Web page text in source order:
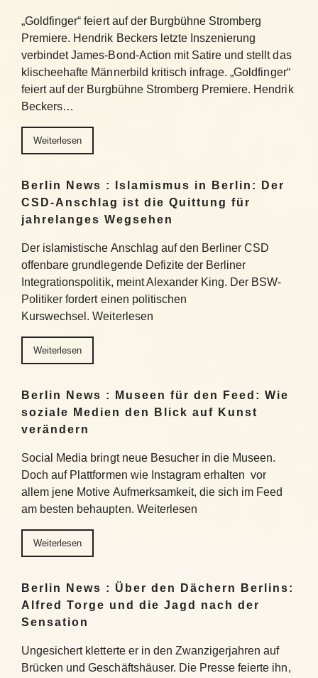
„Goldfinger“ feiert auf der Burgbühne Stromberg
Premiere. Hendrik Beckers letzte Inszenierung
verbindet James-Bond-Action mit Satire und stellt das
klischeehafte Männerbild kritisch infrage. „Goldfinger“
feiert auf der Burgbühne Stromberg Premiere. Hendrik
Beckers…
Weiterlesen
Berlin News : Islamismus in Berlin: Der
CSD-Anschlag ist die Quittung für
jahrelanges Wegsehen
Der islamistische Anschlag auf den Berliner CSD
offenbare grundlegende Defizite der Berliner
Integrationspolitik, meint Alexander King. Der BSW-
Politiker fordert einen politischen
Kurswechsel. Weiterlesen
Weiterlesen
Berlin News : Museen für den Feed: Wie
soziale Medien den Blick auf Kunst
verändern
Social Media bringt neue Besucher in die Museen.
Doch auf Plattformen wie Instagram erhalten vor
allem jene Motive Aufmerksamkeit, die sich im Feed
am besten behaupten. Weiterlesen
Weiterlesen
Berlin News : Über den Dächern Berlins:
Alfred Torge und die Jagd nach der
Sensation
Ungesichert kletterte er in den Zwanzigerjahren auf
Brücken und Geschäftshäuser. Die Presse feierte ihn,